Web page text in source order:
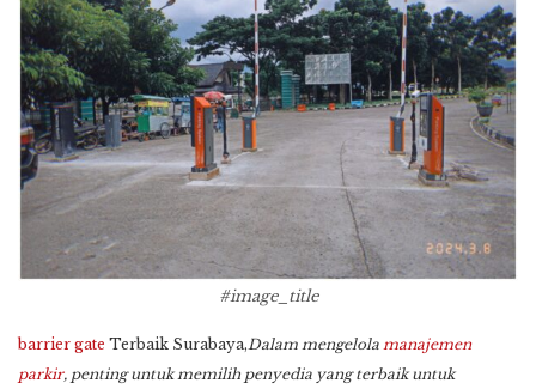
#image_title
barrier gate Terbaik Surabaya,Dalam mengelola manajemen
parkir, penting untuk memilih penyedia yang terbaik untuk